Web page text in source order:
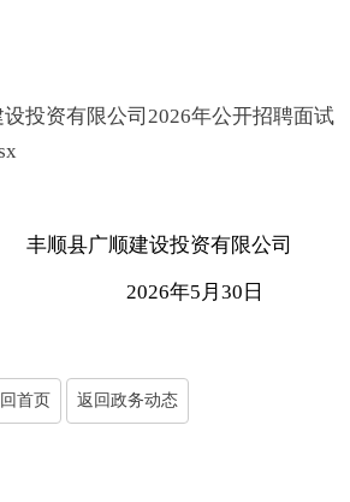
投资有限公司2026年公开招聘面试
丰顺县广顺建设投资有限公司
2026年5月30日
首页 返回政务动态